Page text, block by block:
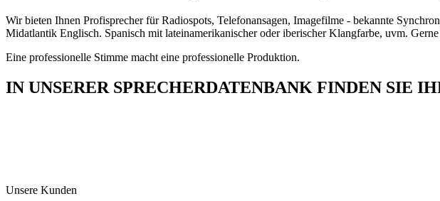
Wir bieten Ihnen Profisprecher für Radiospots, Telefonansagen, Imagefilme - bekannte
Midatlantik Englisch. Spanisch mit lateinamerikanischer oder iberischer Klangfarbe, uvm.
Eine professionelle Stimme macht eine professionelle Produktion.
IN UNSERER SPRECHERDATENBANK FINDEN SIE
Unsere Kunden